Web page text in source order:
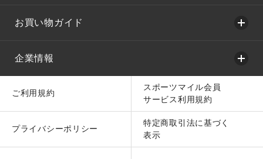
お買い物ガイド
企業情報
ご利用規約
スポーツマイル会員
サービス利用規約
プライバシーポリシー
特定商取引法に基づく
表示